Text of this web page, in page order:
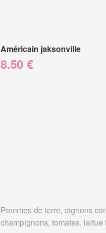
Américain jaksonville
8.50 €
Pommes de terre, oignons
champignons, tomates, laitue